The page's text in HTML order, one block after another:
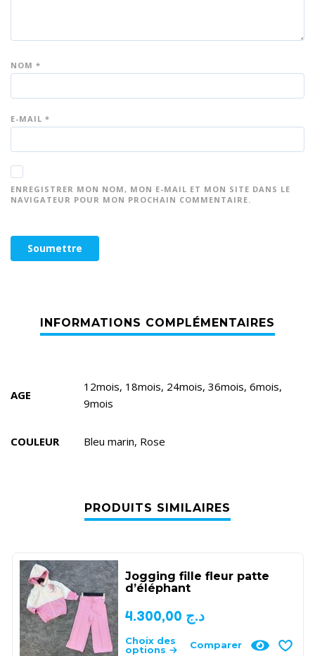
NOM *
E-MAIL *
ENREGISTRER MON NOM, MON E-MAIL ET MON SITE DANS LE
NAVIGATEUR POUR MON PROCHAIN COMMENTAIRE.
AGE
12mois, 18mois, 24mois, 36mois, 6mois,
9mois
COULEUR Bleu marin, Rose
PRODUITS SIMILAIRES
Jogging fille fleur patte
d’éléphant
د.ج
Choix des
options
Comparer